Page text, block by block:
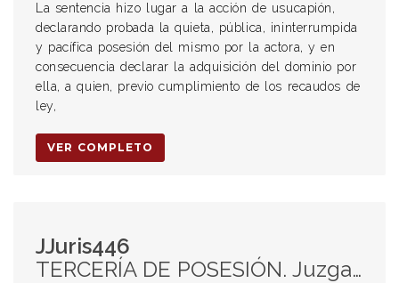
La sentencia hizo lugar a la acción de usucapión,
declarando probada la quieta, pública, ininterrumpida
y pacífica posesión del mismo por la actora, y en
consecuencia declarar la adquisición del dominio por
ella, a quien, previo cumplimiento de los recaudos de
ley,
VER COMPLETO
JJuris446
TERCERÍA DE POSESIÓN. Juzgamiento en base a las reglas que gobiernan las acciones posesorias.